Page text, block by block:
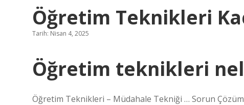
Öğretim Teknikleri
Tarih: Nisan 4, 2025
Öğretim teknikleri
Öğretim Teknikleri – Müdahale Tekniği … Sorun